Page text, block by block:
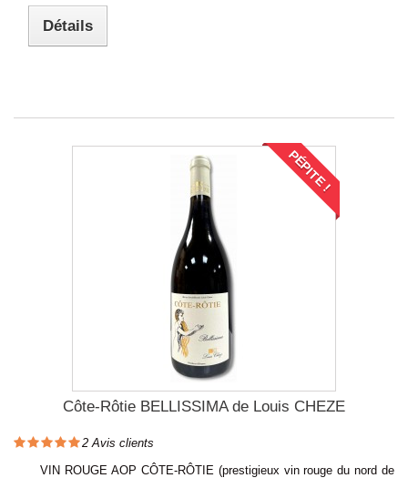
Détails
PÉPITE !
Côte-Rôtie BELLISSIMA de Louis CHEZE
2 Avis clients
VIN ROUGE AOP CÔTE-RÔTIE (prestigieux vin rouge du nord de